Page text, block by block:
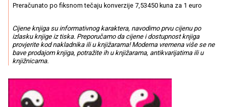
Preračunato po fiksnom tečaju konverzije 7,53450 kuna za 1 euro
Cijene knjiga su informativnog karaktera, navodimo prvu cijenu po
izlasku knjige iz tiska. Preporučamo da cijene i dostupnost knjiga
provjerite kod nakladnika ili u knjižarama! Moderna vremena više se ne
bave prodajom knjiga, potražite ih u knjižarama, antikvarijatima ili u
knjižnicama.